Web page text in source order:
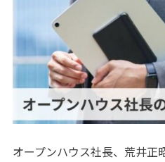
オープンハウス社長、荒井正